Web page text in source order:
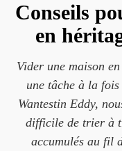
Conseils
en
Vider une maison
une tâche à la
Wantestin Eddy,
difficile de trier à
accumulés au fil